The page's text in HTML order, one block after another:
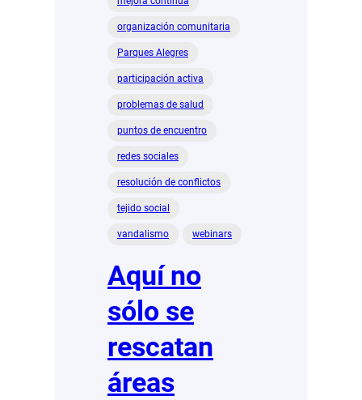
organización comunitaria
Parques Alegres
participación activa
problemas de salud
puntos de encuentro
redes sociales
resolución de conflictos
tejido social
vandalismo webinars
Aquí no
sólo se
rescatan
áreas